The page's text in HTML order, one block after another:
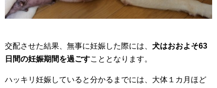
交配させた結果、無事に妊娠した際には、 犬はおおよそ63
日間の妊娠期間を過ごすこととなります。
ハッキリ妊娠していると分かるまでには、大体１カ月ほど